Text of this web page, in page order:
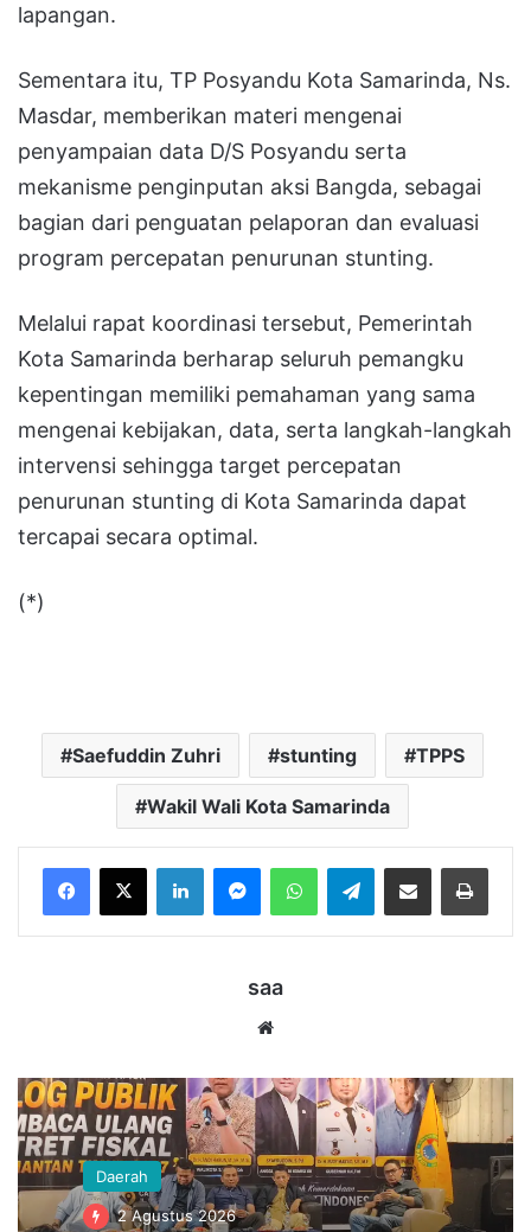
lapangan.
Sementara itu, TP Posyandu Kota Samarinda, Ns.
Masdar, memberikan materi mengenai
penyampaian data D/S Posyandu serta
mekanisme penginputan aksi Bangda, sebagai
bagian dari penguatan pelaporan dan evaluasi
program percepatan penurunan stunting.
Melalui rapat koordinasi tersebut, Pemerintah
Kota Samarinda berharap seluruh pemangku
kepentingan memiliki pemahaman yang sama
mengenai kebijakan, data, serta langkah-langkah
intervensi sehingga target percepatan
penurunan stunting di Kota Samarinda dapat
tercapai secara optimal.
(*)
Saefuddin Zuhri stunting TPPS
Wakil Wali Kota Samarinda
LinkedInMessengerWhatsAppTelegramBagikan melalui Email Cetak
saa
Daerah
2 Agustus 2026